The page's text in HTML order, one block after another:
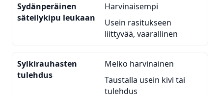
Sydänperäinen
säteilykipu leukaan
Harvinaisempi
Usein rasitukseen
liittyvää, vaarallinen
Sylkirauhasten
tulehdus
Melko harvinainen
Taustalla usein kivi tai
tulehdus